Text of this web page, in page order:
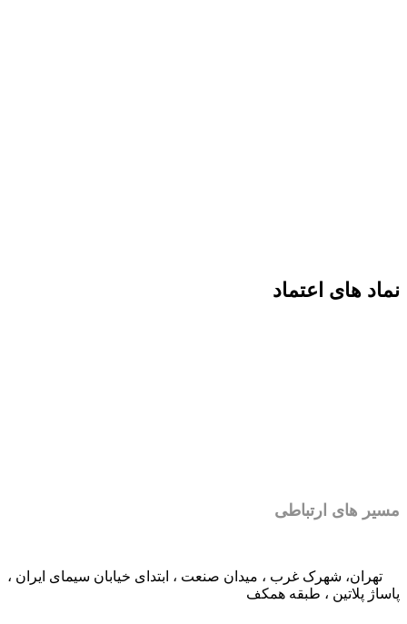
نماد های اعتماد
مسیر های ارتباطی
تهران، شهرک غرب ، میدان صنعت ، ابتدای خیابان سیمای ایران ،
پاساژ پلاتین ، طبقه همکف